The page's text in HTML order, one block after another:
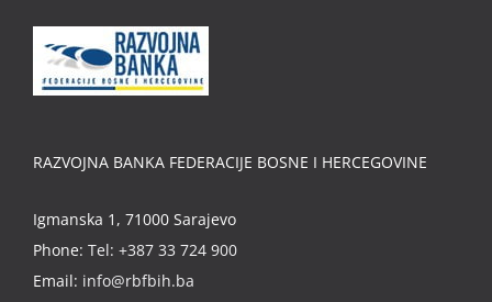
RAZVOJNA BANKA FEDERACIJE BOSNE I HERCEGOVINE
Igmanska 1, 71000 Sarajevo
Phone: Tel: +387 33 724 900
Email: info@rbfbih.ba